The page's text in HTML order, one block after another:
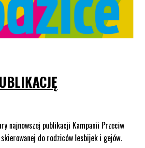
najnowszej publikacji Kampanii Przeciw
do rodziców lesbijek i gejów.